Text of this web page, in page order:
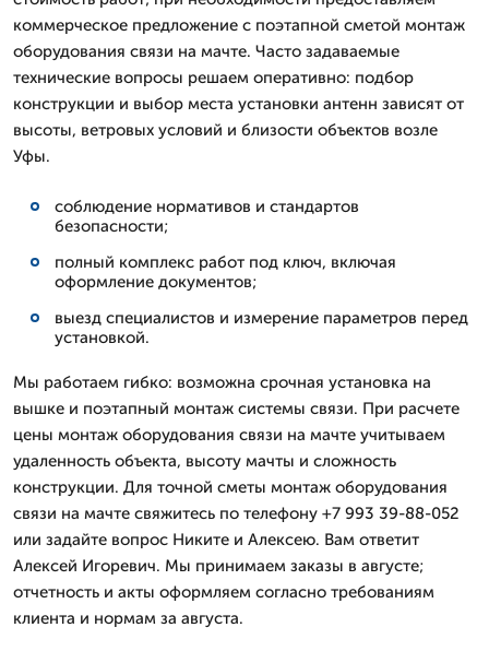
коммерческое предложение с поэтапной сметой монтаж
оборудования связи на мачте. Часто задаваемые
технические вопросы решаем оперативно: подбор
конструкции и выбор места установки антенн зависят от
высоты, ветровых условий и близости объектов возле
Уфы.
соблюдение нормативов и стандартов
безопасности;
полный комплекс работ под ключ, включая
оформление документов;
выезд специалистов и измерение параметров перед
установкой.
Мы работаем гибко: возможна срочная установка на
вышке и поэтапный монтаж системы связи. При расчете
цены монтаж оборудования связи на мачте учитываем
удаленность объекта, высоту мачты и сложность
конструкции. Для точной сметы монтаж оборудования
связи на мачте свяжитесь по телефону +7 993 39-88-052
или задайте вопрос Никите и Алексею. Вам ответит
Алексей Игоревич. Мы принимаем заказы в августе;
отчетность и акты оформляем согласно требованиям
клиента и нормам за августа.